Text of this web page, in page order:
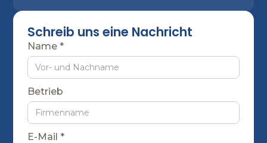
Schreib uns eine Nachricht
Name *
Betrieb
E-Mail *